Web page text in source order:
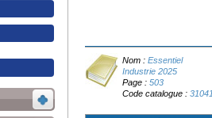
Nom :Essentiel
Industrie 2025
Page :503
Code catalogue :